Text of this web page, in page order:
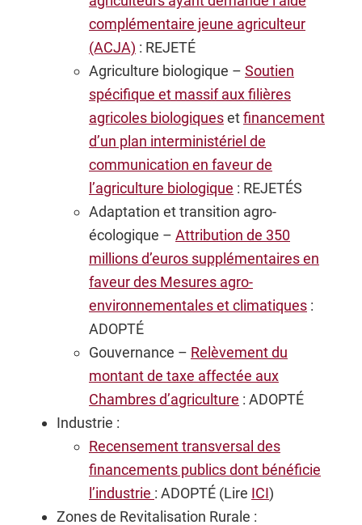
complémentaire jeune agriculteur
(ACJA) : REJETÉ
Agriculture biologique – Soutien
spécifique et massif aux filières
agricoles biologiquesetfinancement
d’un plan interministériel de
communication en faveur de
l’agriculture biologique : REJETÉS
Adaptation et transition agro-
écologique – Attribution de 350
millions d’euros supplémentaires en
faveur des Mesures agro-
environnementales et climatiques :
ADOPTÉ
Gouvernance – Relèvement du
montant de taxe affectée aux
Chambres d’agriculture : ADOPTÉ
Industrie :
Recensement transversal des
financements publics dont bénéficie
l’industrie : ADOPTÉ (Lire ICI)
Zones de Revitalisation Rurale :